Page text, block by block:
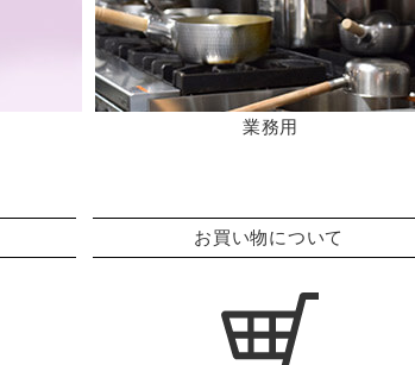
業務用
お買い物について